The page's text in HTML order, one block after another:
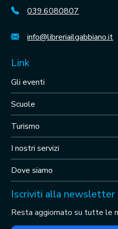
039.6080807
info@libreriailgabbiano.it
Link
Gli eventi
Scuole
Turismo
I nostri servizi
Dove siamo
Iscriviti alla newsletter
Resta aggiornato su tutte le